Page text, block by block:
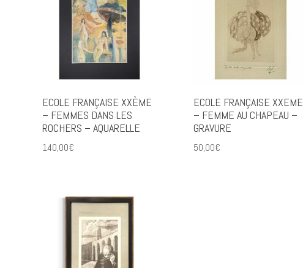
ECOLE FRANÇAISE XXÈME
– FEMMES DANS LES
ROCHERS – AQUARELLE
140,00€
ECOLE FRANÇAISE XXEME
– FEMME AU CHAPEAU –
GRAVURE
50,00€